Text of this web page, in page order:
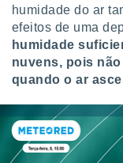
estudos
e
de
1199
humidade do ar
efeitos de uma
humidade
nuvens, pois
quando o ar